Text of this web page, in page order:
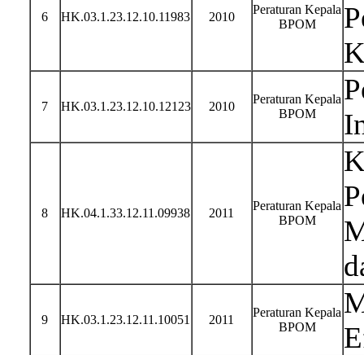
6 HK.03.1.23.12.10.11983 2010
Peraturan Kepala
BPOM
7 HK.03.1.23.12.10.12123 2010
Peraturan Kepala
BPOM
8 HK.04.1.33.12.11.09938 2011
Peraturan Kepala
BPOM
9 HK.03.1.23.12.11.10051 2011
Peraturan Kepala
BPOM